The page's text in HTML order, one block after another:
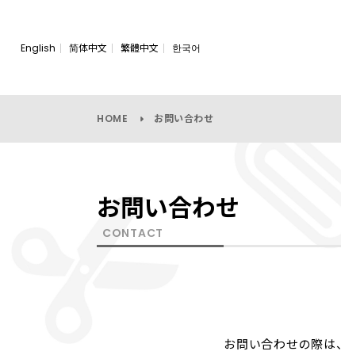
English 简体中文 繁體中文 한국어
HOME お問い合わせ
お問い合わせ
CONTACT
お問い合わせの際は、